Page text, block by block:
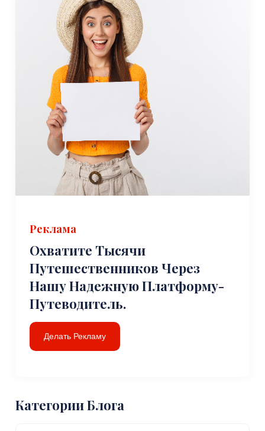
Реклама
Охватите Тысячи
Путешественников Через
Нашу Надежную Платформу-
Путеводитель.
Делать Рекламу
Категории Блога